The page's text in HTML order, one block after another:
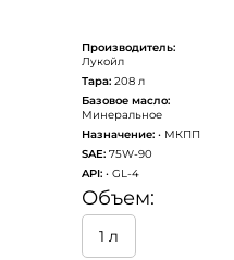
Производитель:
Лукойл
Тара:208 л
Базовое масло:
Минеральное
Назначение:• МКПП
SAE:75W-90
API:• GL-4
Объем:
1 л